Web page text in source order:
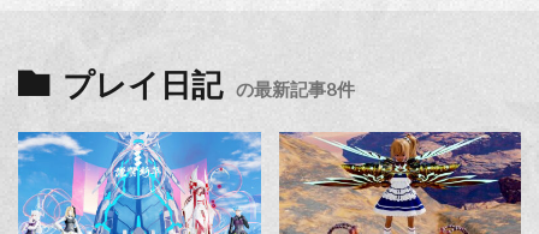
プレイ日記 の最新記事8件